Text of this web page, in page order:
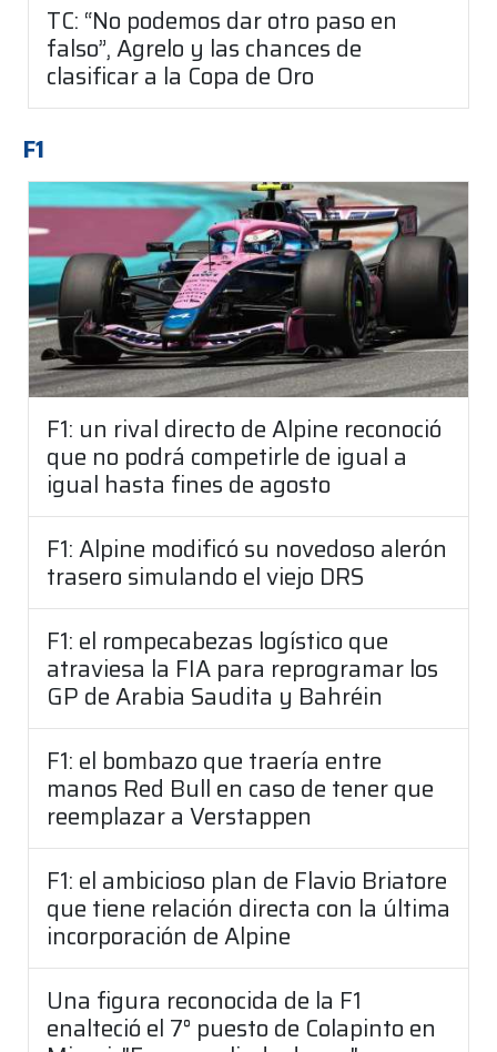
TC: “No podemos dar otro paso en
falso”, Agrelo y las chances de
clasificar a la Copa de Oro
F1
F1: un rival directo de Alpine reconoció
que no podrá competirle de igual a
igual hasta fines de agosto
F1: Alpine modificó su novedoso alerón
trasero simulando el viejo DRS
F1: el rompecabezas logístico que
atraviesa la FIA para reprogramar los
GP de Arabia Saudita y Bahréin
F1: el bombazo que traería entre
manos Red Bull en caso de tener que
reemplazar a Verstappen
F1: el ambicioso plan de Flavio Briatore
que tiene relación directa con la última
incorporación de Alpine
Una figura reconocida de la F1
enalteció el 7° puesto de Colapinto en